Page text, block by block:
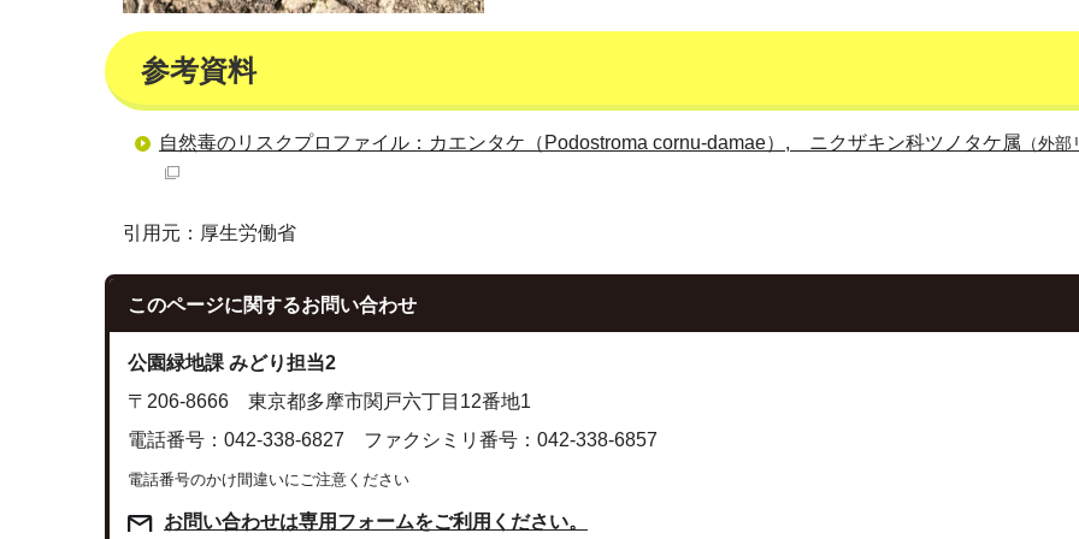
参考資料
自然毒のリスクプロファイル：カエンタケ（Podostroma cornu-damae）, ニクザキン科ツノタケ属 （外
引用元：厚生労働省
このページに関するお問い合わせ
公園緑地課 みどり担当2
〒206-8666 東京都多摩市関戸六丁目12番地1
電話番号：042-338-6827 ファクシミリ番号：042-338-6857
電話番号のかけ間違いにご注意ください
お問い合わせは専用フォームをご利用ください。